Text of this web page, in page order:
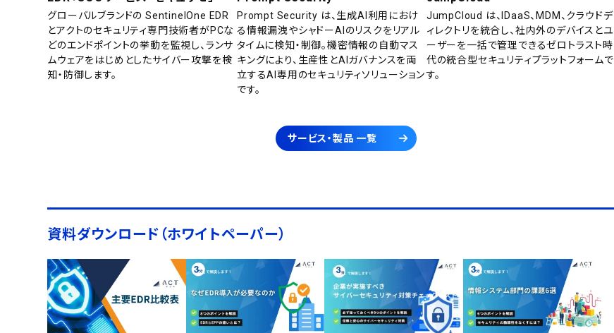
グローバルブランドの SentinelOne EDR
とアクトのセキュリティ専門技術者がPCな
どのエンドポイントの挙動を監視し、ランサ
ムウェアをはじめとしたサイバー攻撃を検
知・防御します。
Prompt Security は、生成AI利用におけ
る情報漏洩やシャドーAIのリスクをリアル
タイムに検知・制御。機密情報の自動マス
キングにより、生産性とAIガバナンスを両
立するAI専用のセキュリティソリューション
です。
JumpCloud は、IDaaS、MDM、クラウドデ
ィレクトリを統合し、社内外のデバイスとユ
ーザーを一括で管理できるゼロトラスト時
代の統合型セキュリティプラットフォームで
す。
サービス・製品 一覧
資料ダウンロード（ホワイトペーパー）